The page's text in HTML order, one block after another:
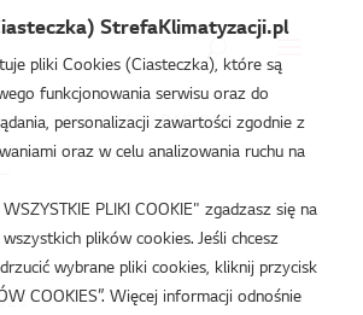
/RAC/CAC/RAC/CAC
StrefaKlimatyzacji.pl
pliki Cookies (Ciasteczka), które są
funkcjonowania serwisu oraz do
personalizacji zawartości zgodnie z
oraz w celu analizowania ruchu na
PLIKI COOKIE" zgadzasz się na
plików cookies. Jeśli chcesz
wybrane pliki cookies, kliknij przycisk
COOKIES”. Więcej informacji odnośnie